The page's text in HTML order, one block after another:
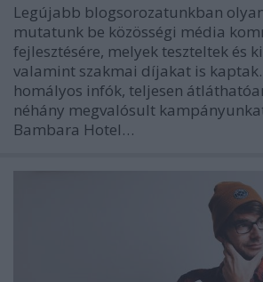
Legújabb blogsorozatunkban
mutatunk be közösségi média
fejlesztésére, melyek teszteltek és
valamint szakmai díjakat is
homályos infók, teljesen
néhány megvalósult
Bambara Hotel…